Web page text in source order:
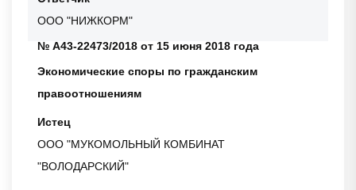
ООО "НИЖКОРМ"
№ А43-22473/2018 от 15 июня 2018 года
Экономические споры по гражданским
правоотношениям
Истец
ООО "МУКОМОЛЬНЫЙ КОМБИНАТ
"ВОЛОДАРСКИЙ"